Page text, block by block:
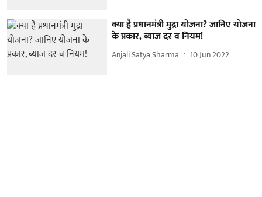
क्या है प्रधानमंत्री मुद्रा योजना? जानिए योजना
के प्रकार, ब्याज दर व नियम!
Anjali Satya Sharma 10 Jun 2022